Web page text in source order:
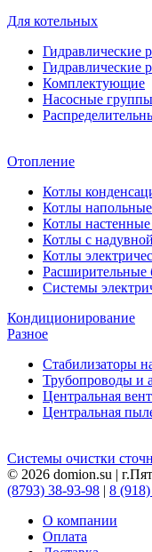
Для котельных
Гидравлические
Гидравлические
Комплектующие
Насосные группы
Отопление
Котлы
Котлы
Котлы настенные
Котлы с
Котлы
Расширительные
Системы
Кондиционирование
Разное
Стабилизаторы
Трубопроводы и
Центральная
Центральная
Системы очистки
© 2026 domion.su |
(8793) 38-93-98 | 8
О компании
Оплата